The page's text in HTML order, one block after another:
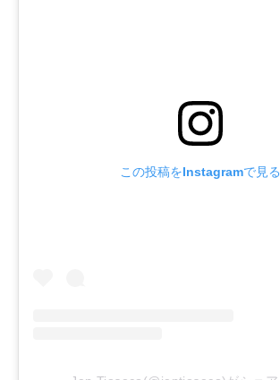
この投稿をInstagramで見る